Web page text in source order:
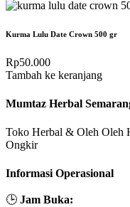
Kurma Lulu Date Crown 500 gr
Rp50.000
Tambah ke keranjang
Mumtaz Herbal
Toko Herbal & Oleh Oleh
Ongkir
Informasi Operasional
🕒 Jam Buka: